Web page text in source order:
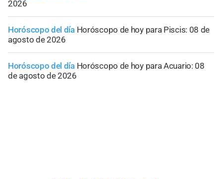
2026
Horóscopo del día Horóscopo de hoy para Piscis: 08 de
agosto de 2026
Horóscopo del día Horóscopo de hoy para Acuario: 08
de agosto de 2026